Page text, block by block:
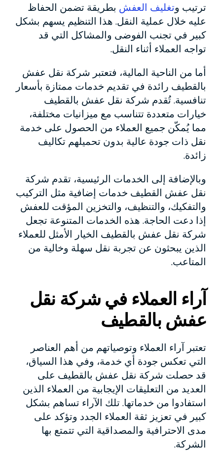
ترتيب وتغليف العفش بطريقة تضمن الحفاظ
عليه خلال عملية النقل. هذا التنظيم يسهم بشكل
كبير في تجنب الفوضى والمشاكل التي قد
تواجه العملاء أثناء النقل.
أما من الناحية المالية، فتعتبر شركة نقل عفش
بالقطيف رائدة في تقديم خدمات ممتازة بأسعار
تنافسية. تُقدم شركة نقل عفش بالقطيف
خيارات متعددة تتناسب مع ميزانيات مختلفة،
مما يُمكّن جميع العملاء من الحصول على خدمة
نقل ذات جودة عالية بدون تحميلهم تكاليف
زائدة.
وبالإضافة إلى الخدمات الرئيسية، تقدم شركة
نقل عفش القطيف خدمات إضافية مثل التركيب
والتفكيك، والتنظيف، والتخزين المؤقت للعفش
إذا دعت الحاجة. هذه الخدمات المتنوعة تجعل
شركة نقل عفش بالقطيف الخيار الأمثل للعملاء
الذين يبحثون عن تجربة نقل سهلة وخالية من
المتاعب.
آراء العملاء في شركة نقل
عفش بالقطيف
تعتبر آراء العملاء وتوصياتهم من أهم العناصر
التي تعكس جودة أي خدمة، وفي هذا السياق،
قد حصلت شركة نقل عفش بالقطيف على
العديد من التعليقات الإيجابية من العملاء الذين
استفادوا من خدماتها. تلك الآراء تساهم بشكل
كبير في تعزيز ثقة العملاء الجدد وتؤكد على
مدى الاحترافية والمصداقية التي تتمتع بها
الشركة.